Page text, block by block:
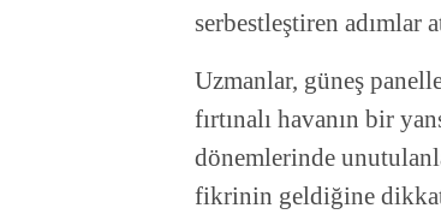
serbestleştiren adımlar
Uzmanlar, güneş
fırtınalı havanın bir
dönemlerinde
fikrinin geldiğine